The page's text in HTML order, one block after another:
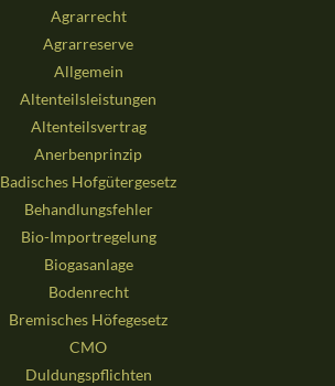
Agrarrecht
Agrarreserve
Allgemein
Altenteilsleistungen
Altenteilsvertrag
Anerbenprinzip
Badisches Hofgütergesetz
Behandlungsfehler
Bio-Importregelung
Biogasanlage
Bodenrecht
Bremisches Höfegesetz
CMO
Duldungspflichten